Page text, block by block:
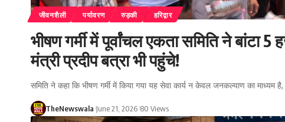
जीवनशैली पर्यावरण रुड़की हरिद्वार
भीषण गर्मी में पूर्वांचल एकता समिति ने बांटा
मंत्री प्रदीप बत्रा भी पहुंचे!
समिति ने कहा कि भीषण गर्मी में किया गया यह सेवा कार्य न केवल जनकल्याण का माध्यम
TheNewswala June 21, 2026 80 Views